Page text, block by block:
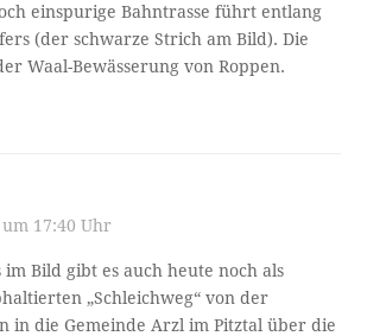
einspurige Bahntrasse führt entlang
(der schwarze Strich am Bild). Die
Waal-Bewässerung von Roppen.
17:40 Uhr
im Bild gibt es auch heute noch als
„Schleichweg“ von der
in die Gemeinde Arzl im Pitztal über die